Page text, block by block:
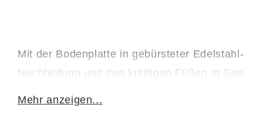
Mit der Bodenplatte in gebürsteter Edelstahl-
Nachbildung und den kräftigen Füßen in San
Mehr anzeigen...